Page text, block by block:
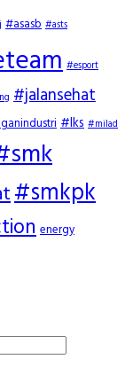
#asasb #asts
#esport
#jalansehat
#lks #milad
#smkpk
energy